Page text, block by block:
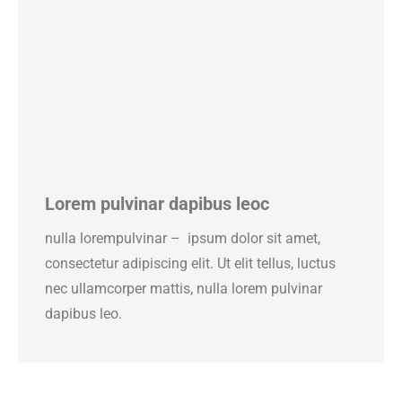
Lorem pulvinar dapibus leoc
nulla lorempulvinar – ipsum dolor sit amet,
consectetur adipiscing elit. Ut elit tellus, luctus
nec ullamcorper mattis, nulla lorem pulvinar
dapibus leo.